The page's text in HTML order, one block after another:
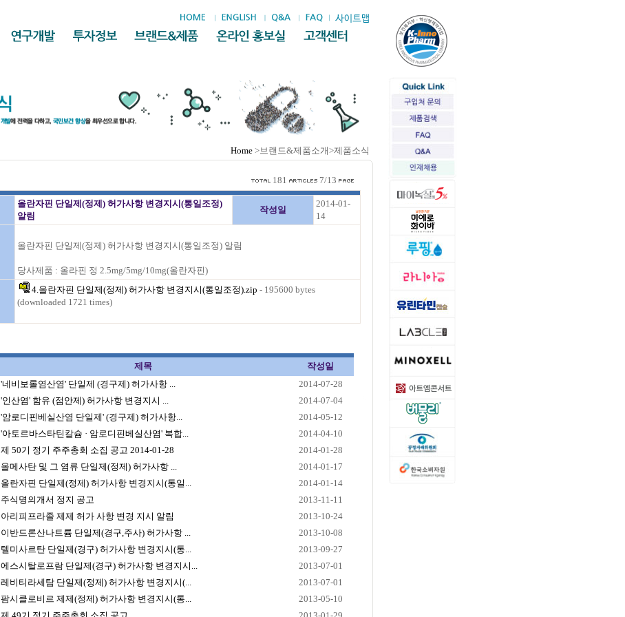
Home >브랜드&제품소개>제품소식
181 7/13
올란자핀 단일제(정제) 허가사항 변경지시(통일조정)
알림
작성일
2014-01-
14
올란자핀 단일제(정제) 허가사항 변경지시(통일조정) 알림
당사제품 : 올라핀 정 2.5mg/5mg/10mg(올란자핀)
4.올란자핀 단일제(정제) 허가사항 변경지시(통일조정).zip - 195600 bytes
(downloaded 1721 times)
제목
작성일
'네비보롤염산염' 단일제 (경구제) 허가사항 ...
2014-07-28
'인산염' 함유 (점안제) 허가사항 변경지시 ...
2014-07-04
'암로디핀베실산염 단일제' (경구제) 허가사항...
2014-05-12
'아토르바스타틴칼슘 · 암로디핀베실산염' 복합...
2014-04-10
제 50기 정기 주주총회 소집 공고 2014-01-28
2014-01-28
올메사탄 및 그 염류 단일제(정제) 허가사항 ...
2014-01-17
올란자핀 단일제(정제) 허가사항 변경지시(통일...
2014-01-14
주식명의개서 정지 공고
2013-11-11
아리피프라졸 제제 허가 사항 변경 지시 알림
2013-10-24
이반드론산나트륨 단일제(경구,주사) 허가사항 ...
2013-10-08
텔미사르탄 단일제(경구) 허가사항 변경지시(통...
2013-09-27
에스시탈로프람 단일제(경구) 허가사항 변경지시...
2013-07-01
레비티라세탐 단일제(정제) 허가사항 변경지시(...
2013-07-01
팜시클로비르 제제(정제) 허가사항 변경지시(통...
2013-05-10